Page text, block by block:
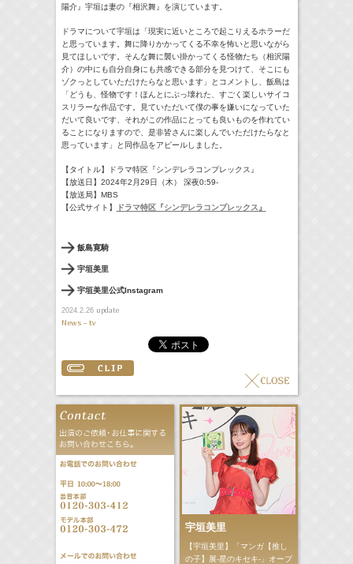
陽介』宇垣は妻の『相沢舞』を演じています。
ドラマについて宇垣は「現実に近いところで起こりえるホラーだ
と思っています。舞に降りかかってくる不幸を怖いと思いながら
見てほしいです。そんな舞に襲い掛かってくる怪物たち（相沢陽
介）の中にも自分自身にも共感できる部分を見つけて、そこにも
ゾクっとしていただけたらなと思います」とコメントし、飯島は
「どうも、怪物です！ほんとにぶっ壊れた、すごく楽しいサイコ
スリラーな作品です。見ていただいて僕の事を嫌いになっていた
だいて良いです、それがこの作品にとっても良いものを作れてい
ることになりますので、是非皆さんに楽しんでいただけたらなと
思っています」と同作品をアピールしました。
【タイトル】ドラマ特区『シンデレラコンプレックス』
【放送日】2024年2月29日（木） 深夜0:59-
【放送局】MBS
【公式サイト】
ドラマ特区『シンデレラコンプレックス』
飯島寛騎
宇垣美里
宇垣美里公式Instagram
2024.2.26update
News - tv
宇垣美里
【宇垣美里】「マンガ【推し
の子】展‐星のキセキ‐」オープ